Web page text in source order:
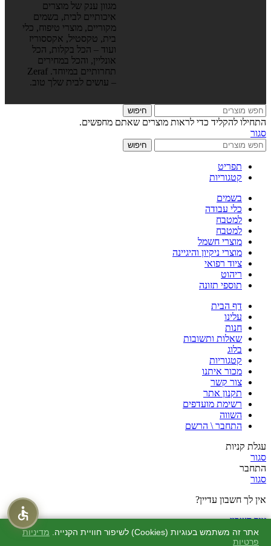
מגוון ענק של מוצרים
איכותיים לבית, בשמים
מקוריים, מוצרי טיפוח, כלי
בית, טקסטיל, אקססוריז
ועוד – הכל בקלות, הכל
אונליין, והכל במחירים
תחרותיים במיוחד. Zeraf
– עושים לבית שלך טוב.
חיפוש
התחילו להקליד כדי לראות מוצרים שאתם מחפשים.
סגור
חיפוש
תפריט
קטגוריות
בשמים
כלי עבודה
למטבח
למטבח
מוצרי חשמל
מוצרי ניקיון והיגיינה
ציוד רפואי
ריהוט
תוספי תזונה
דף הבית
עלינו
חנות
שאלות ותשובות
בלוג
קטגוריות
מכור איתנו
צור קשר
תקנון אתר
רשימת מועדפים
השווה
התחבר \ הרשם
עגלת קניות
סגור
התחבר
סגור
אין לך חשבון עדיין?
צור חשבון
אתר זה משתמש בעוגיות (Cookies) לשיפור חוויית הקנייה.
מדיניות
פרטיות
חנות
מוצרים שאהבתי